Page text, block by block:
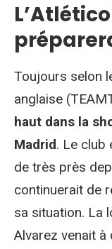
Toujours selon
anglaise
haut dans la
Madrid. Le club
de très près
continuerait de
sa situation. La
Alvarez venait